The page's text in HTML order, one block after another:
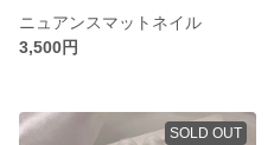
ニュアンスマットネイル
3,500円
SOLD OUT